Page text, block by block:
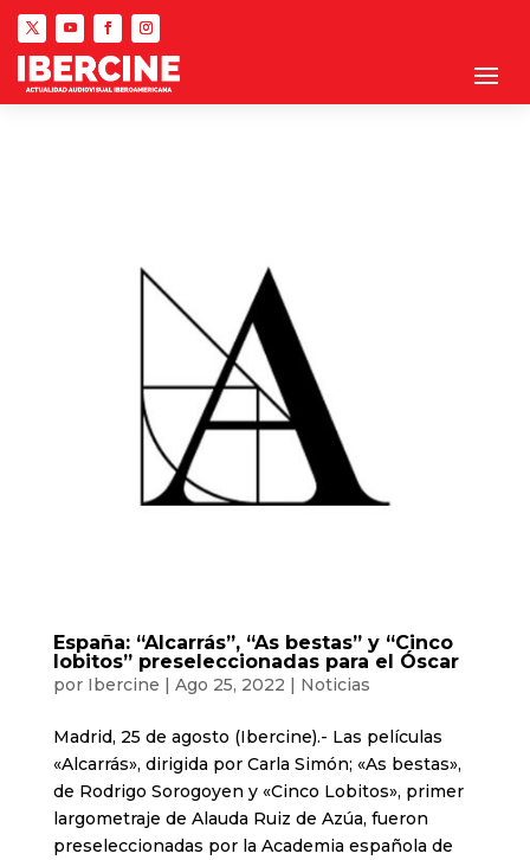
España: “Alcarrás”, “As bestas” y “Cinco
lobitos” preseleccionadas para el Óscar
por Ibercine | Ago 25, 2022 | Noticias
Madrid, 25 de agosto (Ibercine).- Las películas
«Alcarrás», dirigida por Carla Simón; «As bestas»,
de Rodrigo Sorogoyen y «Cinco Lobitos», primer
largometraje de Alauda Ruiz de Azúa, fueron
preseleccionadas por la Academia española de